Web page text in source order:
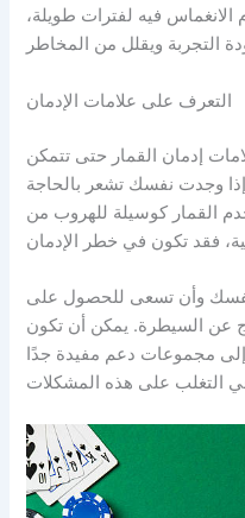
فيه لفترات طويلة،
التعرف على علامات الإدمان
إدمان القمار حتى تتمكن
إذا وجدت نفسك تشعر بالحاجة
القمار كوسيلة للهروب من
وأن تسعى للحصول على
عن السيطرة. يمكن أن تكون
مجموعات دعم مفيدة جدًا